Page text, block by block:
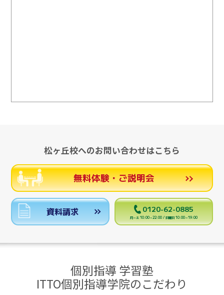
松ヶ丘校へのお問い合わせはこちら
無料体験・ご説明会
資料請求 0120-62-0885
月～土 10:00～22:00 / 日曜日 10:00～19:00
個別指導 学習塾
ITTO個別指導学院のこだわり